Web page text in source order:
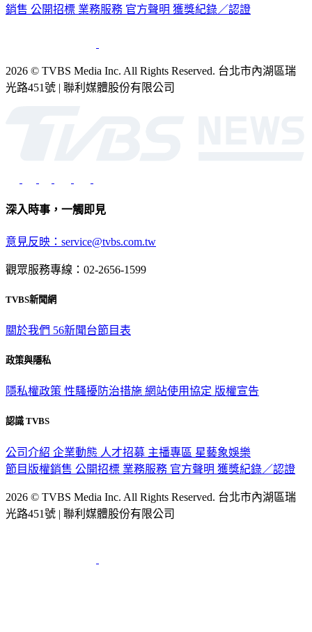
銷售 公開招標 業務服務 官方聲明 獲獎紀錄／認證
2026 © TVBS Media Inc. All Rights Reserved. 台北市內湖區瑞
光路451號 | 聯利媒體股份有限公司
深入時事，一觸即見
意見反映：service@tvbs.com.tw
觀眾服務專線：02-2656-1599
TVBS新聞網
關於我們 56新聞台節目表
政策與隱私
隱私權政策 性騷擾防治措施 網站使用協定 版權宣告
認識 TVBS
公司介紹 企業動態 人才招募 主播專區 星藝象娛樂
節目版權銷售 公開招標 業務服務 官方聲明 獲獎紀錄／認證
2026 © TVBS Media Inc. All Rights Reserved. 台北市內湖區瑞
光路451號 | 聯利媒體股份有限公司